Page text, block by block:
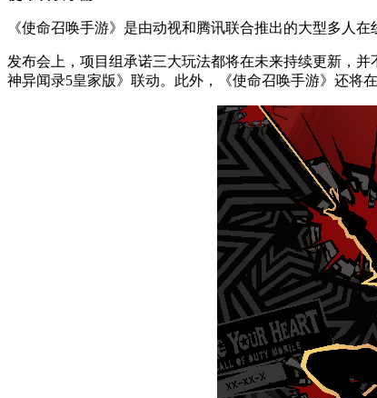
《使命召唤手游》是由动视和腾讯联合推出的大型多人
发布会上，项目组承诺三大玩法都将在未来持续更新，
神异闻录5皇家版》联动。此外，《使命召唤手游》还将